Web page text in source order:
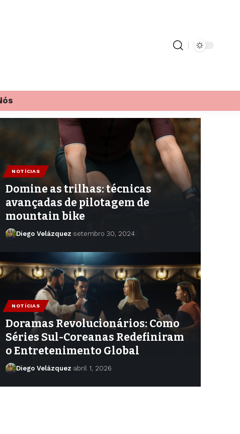
Diego Velázquez
NOTÍCIAS
Domine as trilhas: técnicas
avançadas de pilotagem de
mountain bike
Diego Velázquez setembro 30, 2024
NOTÍCIAS
Doramas Revolucionários: Como
Séries Sul-Coreanas Redefiniram
o Entretenimento Global
Diego Velázquez abril 1, 2026